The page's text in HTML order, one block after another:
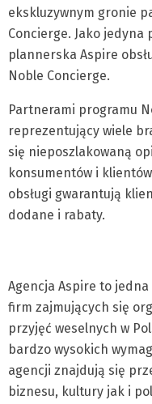
ekskluzywnym gronie
Concierge. Jako
plannerska Aspire
Noble Concierge.
Partnerami programu
reprezentujący wiele
się nieposzlakowaną
konsumentów i
obsługi gwarantują
dodane i rabaty.
Agencja Aspire to
firm zajmujących się
przyjęć weselnych w
bardzo wysokich
agencji znajdują się
biznesu, kultury jak i